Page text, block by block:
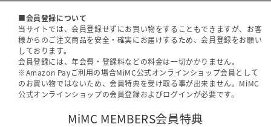
■会員登録について
当サイトでは、会員登録せずにお買い物をすることもできますが、お客
様からのご注文商品を安全・確実にお届けするため、会員登録をお願い
しております。
会員登録には、年会費・登録料などの料金は一切かかりません。
※Amazon Payご利用の場合MiMC公式オンラインショップ会員として
のお買い物ではないため、会員特典を受け取る事が出来ません。MiMC
公式オンラインショップの会員登録およびログインが必要です。
MiMC MEMBERS会員特典